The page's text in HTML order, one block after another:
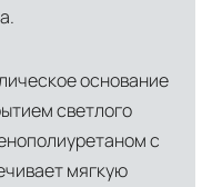
база для
основание
светлого
с
мягкую